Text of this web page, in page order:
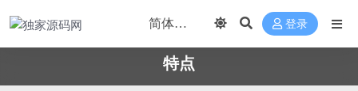
登录
特点